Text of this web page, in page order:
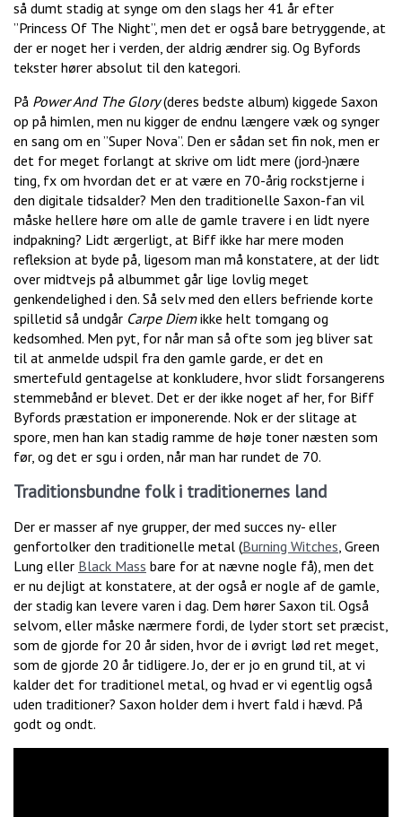
så dumt stadig at synge om den slags her 41 år efter
”Princess Of The Night”, men det er også bare betryggende, at
der er noget her i verden, der aldrig ændrer sig. Og Byfords
tekster hører absolut til den kategori.
På Power And The Glory(deres bedste album) kiggede Saxon
op på himlen, men nu kigger de endnu længere væk og synger
en sang om en ”Super Nova”. Den er sådan set fin nok, men er
det for meget forlangt at skrive om lidt mere (jord-)nære
ting, fx om hvordan det er at være en 70-årig rockstjerne i
den digitale tidsalder? Men den traditionelle Saxon-fan vil
måske hellere høre om alle de gamle travere i en lidt nyere
indpakning? Lidt ærgerligt, at Biff ikke har mere moden
refleksion at byde på, ligesom man må konstatere, at der lidt
over midtvejs på albummet går lige lovlig meget
genkendelighed i den. Så selv med den ellers befriende korte
spilletid så undgår Carpe Diemikke helt tomgang og
kedsomhed. Men pyt, for når man så ofte som jeg bliver sat
til at anmelde udspil fra den gamle garde, er det en
smertefuld gentagelse at konkludere, hvor slidt forsangerens
stemmebånd er blevet. Det er der ikke noget af her, for Biff
Byfords præstation er imponerende. Nok er der slitage at
spore, men han kan stadig ramme de høje toner næsten som
før, og det er sgu i orden, når man har rundet de 70.
Traditionsbundne folk i traditionernes land
Der er masser af nye grupper, der med succes ny- eller
genfortolker den traditionelle metal (Burning Witches, Green
Lung eller Black Mass bare for at nævne nogle få), men det
er nu dejligt at konstatere, at der også er nogle af de gamle,
der stadig kan levere varen i dag. Dem hører Saxon til. Også
selvom, eller måske nærmere fordi, de lyder stort set præcist,
som de gjorde for 20 år siden, hvor de i øvrigt lød ret meget,
som de gjorde 20 år tidligere. Jo, der er jo en grund til, at vi
kalder det for traditionel metal, og hvad er vi egentlig også
uden traditioner? Saxon holder dem i hvert fald i hævd. På
godt og ondt.